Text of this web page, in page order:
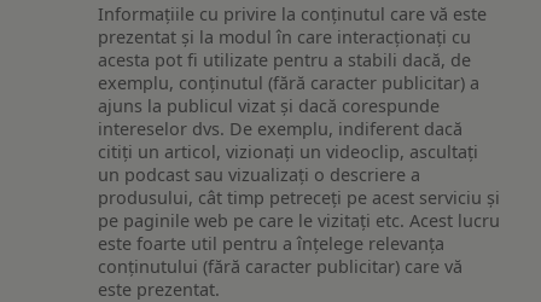
Informațiile cu privire la conținutul care vă este
prezentat și la modul în care interacționați cu
acesta pot fi utilizate pentru a stabili dacă, de
exemplu, conținutul (fără caracter publicitar) a
ajuns la publicul vizat și dacă corespunde
intereselor dvs. De exemplu, indiferent dacă
citiți un articol, vizionați un videoclip, ascultați
un podcast sau vizualizați o descriere a
produsului, cât timp petreceți pe acest serviciu și
pe paginile web pe care le vizitați etc. Acest lucru
este foarte util pentru a înțelege relevanța
conținutului (fără caracter publicitar) care vă
este prezentat.